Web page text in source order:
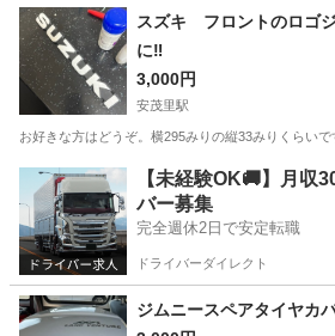
長野 飯田市 駄科駅 内装、インテリア
スズキ フロントのロゴ
に‼️
3,000円
安茂里駅
お好きな方はどうぞ。横295みりの縦33みりくらいで
長野 長野市 安茂里駅 外装、車外用品
【未経験OK🚚】月収
バー募集
完全週休2日で安定転職
ドライバーダイレクト
ジムニースペアタイヤカ